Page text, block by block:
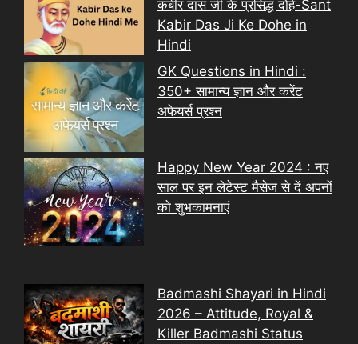
कबीर दास जी के प्रसिद्ध दोहे-Sant
Kabir Das Ji Ke Dohe in
Hindi
GK Questions in Hindi :
350+ सामान्य ज्ञान और करेंट
अफेयर्स प्रश्न
Happy New Year 2024 : नए
साल पर इन लेटेस्ट मैसेज से दें अपनों
को शुभकामनाएं
Badmashi Shayari in Hindi
2026 – Attitude, Royal &
Killer Badmashi Status